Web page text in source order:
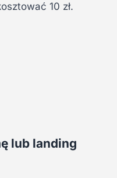
10 zł.
lub landing